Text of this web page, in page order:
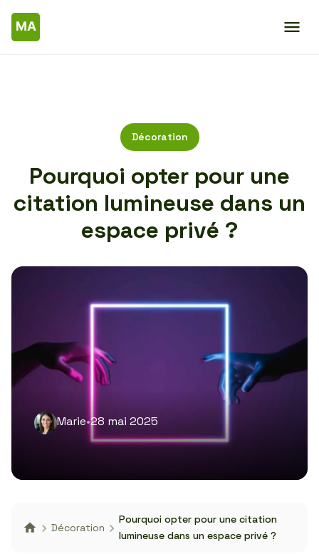
Décoration
Pourquoi opter pour une
citation lumineuse dans un
espace privé ?
Marie•28 mai 2025
Décoration
Pourquoi opter pour une citation
lumineuse dans un espace privé ?